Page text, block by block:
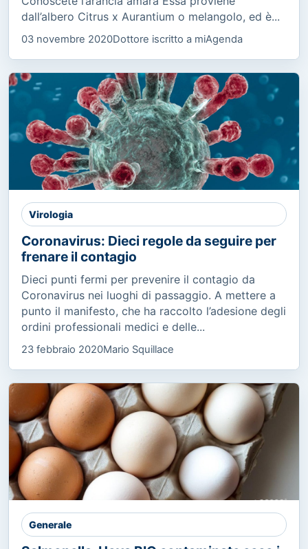
dall’albero Citrus x Aurantium o melangolo, ed è...
03 novembre 2020Dottore iscritto a miAgenda
Virologia
Coronavirus: Dieci regole da seguire per
frenare il contagio
Dieci punti fermi per prevenire il contagio da
Coronavirus nei luoghi di passaggio. A mettere a
punto il manifesto, che ha raccolto l’adesione degli
ordini professionali medici e delle...
23 febbraio 2020Mario Squillace
Generale